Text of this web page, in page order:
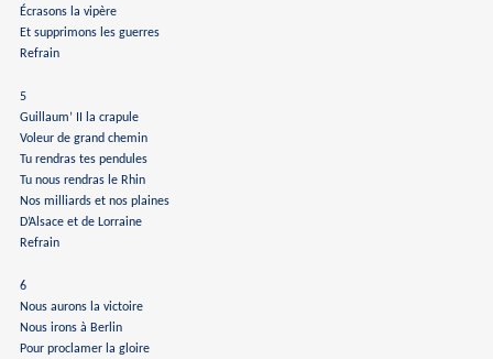
Écrasons la vipère
Et supprimons les guerres
Refrain
5
Guillaum’ II la crapule
Voleur de grand chemin
Tu rendras tes pendules
Tu nous rendras le Rhin
Nos milliards et nos plaines
D’Alsace et de Lorraine
Refrain
6
Nous aurons la victoire
Nous irons à Berlin
Pour proclamer la gloire